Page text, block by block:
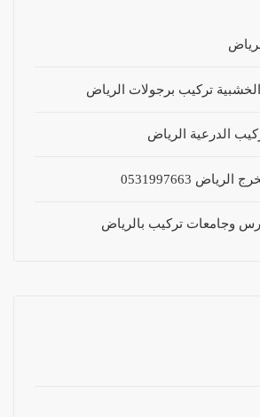
الخشبية تركيب برجولات الرياض
الدرعية الرياض
0531997663
وجامعات تركيب بالرياض